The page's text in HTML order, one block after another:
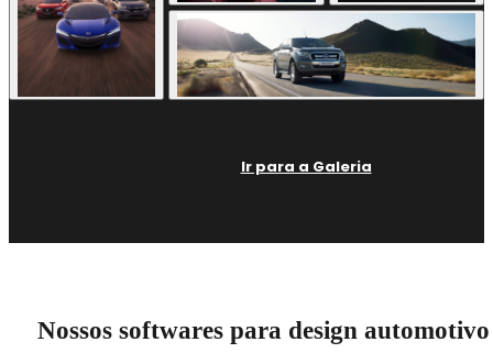
Ir para a Galeria
Nossos softwares para design automotivo